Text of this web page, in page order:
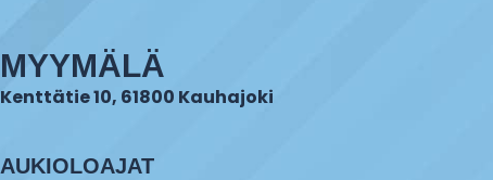
MYYMÄLÄ
Kenttätie 10, 61800 Kauhajoki
AUKIOLOAJAT